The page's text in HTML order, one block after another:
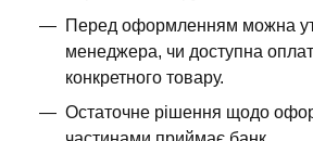
Перед оформленням можна
менеджера, чи доступна
конкретного товару.
Остаточне рішення щодо